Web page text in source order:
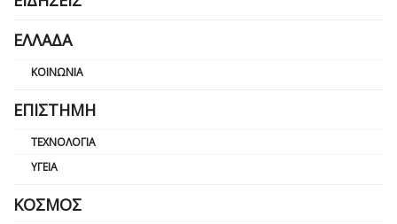
ΕΛΛΆΔΑ
ΚΟΙΝΩΝΊΑ
ΕΠΙΣΤΉΜΗ
ΤΕΧΝΟΛΟΓΊΑ
ΥΓΕΊΑ
ΚΌΣΜΟΣ